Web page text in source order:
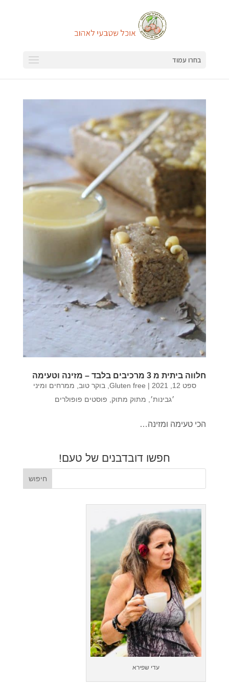
בחרו עמוד
חלווה ביתית מ 3 מרכיבים בלבד – מזינה וטעימה
ספט 12, 2021 |
Gluten free בוקר טוב
ממרחים ומיני
׳גבינות׳
מתוק מתוק פוסטים פופולרים
הכי טעימה ומזינה…
חפשו דובדבנים של טעם!
עדי שפירא